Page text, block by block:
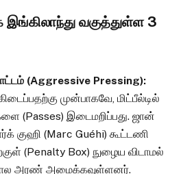
வகுத்துள்ள 3
(Aggressive Pressing):
முன்பாகவே, மிட்பீல்டில்
(Passes) இடைமறிப்பது. ஜான்
குஹி (Marc Guéhi) கூட்டணி
(Penalty Box) நுழைய விடாமல்
அரண் அமைக்கவுள்ளனர்.